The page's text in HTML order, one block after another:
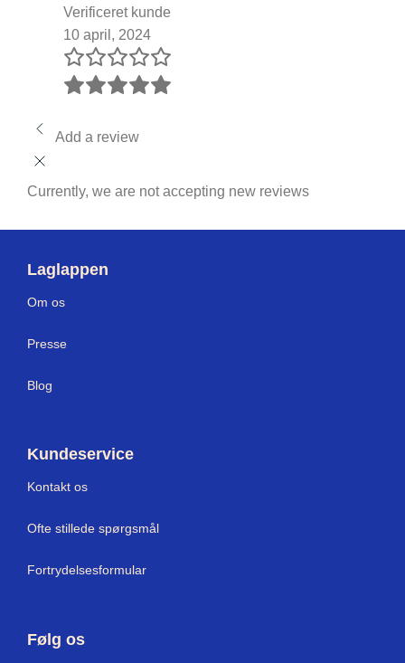
Verificeret kunde
10 april, 2024
Add a review
Currently, we are not accepting new reviews
Laglappen
Om os
Presse
Blog
Kundeservice
Kontakt os
Ofte stillede spørgsmål
Fortrydelsesformular
Følg os